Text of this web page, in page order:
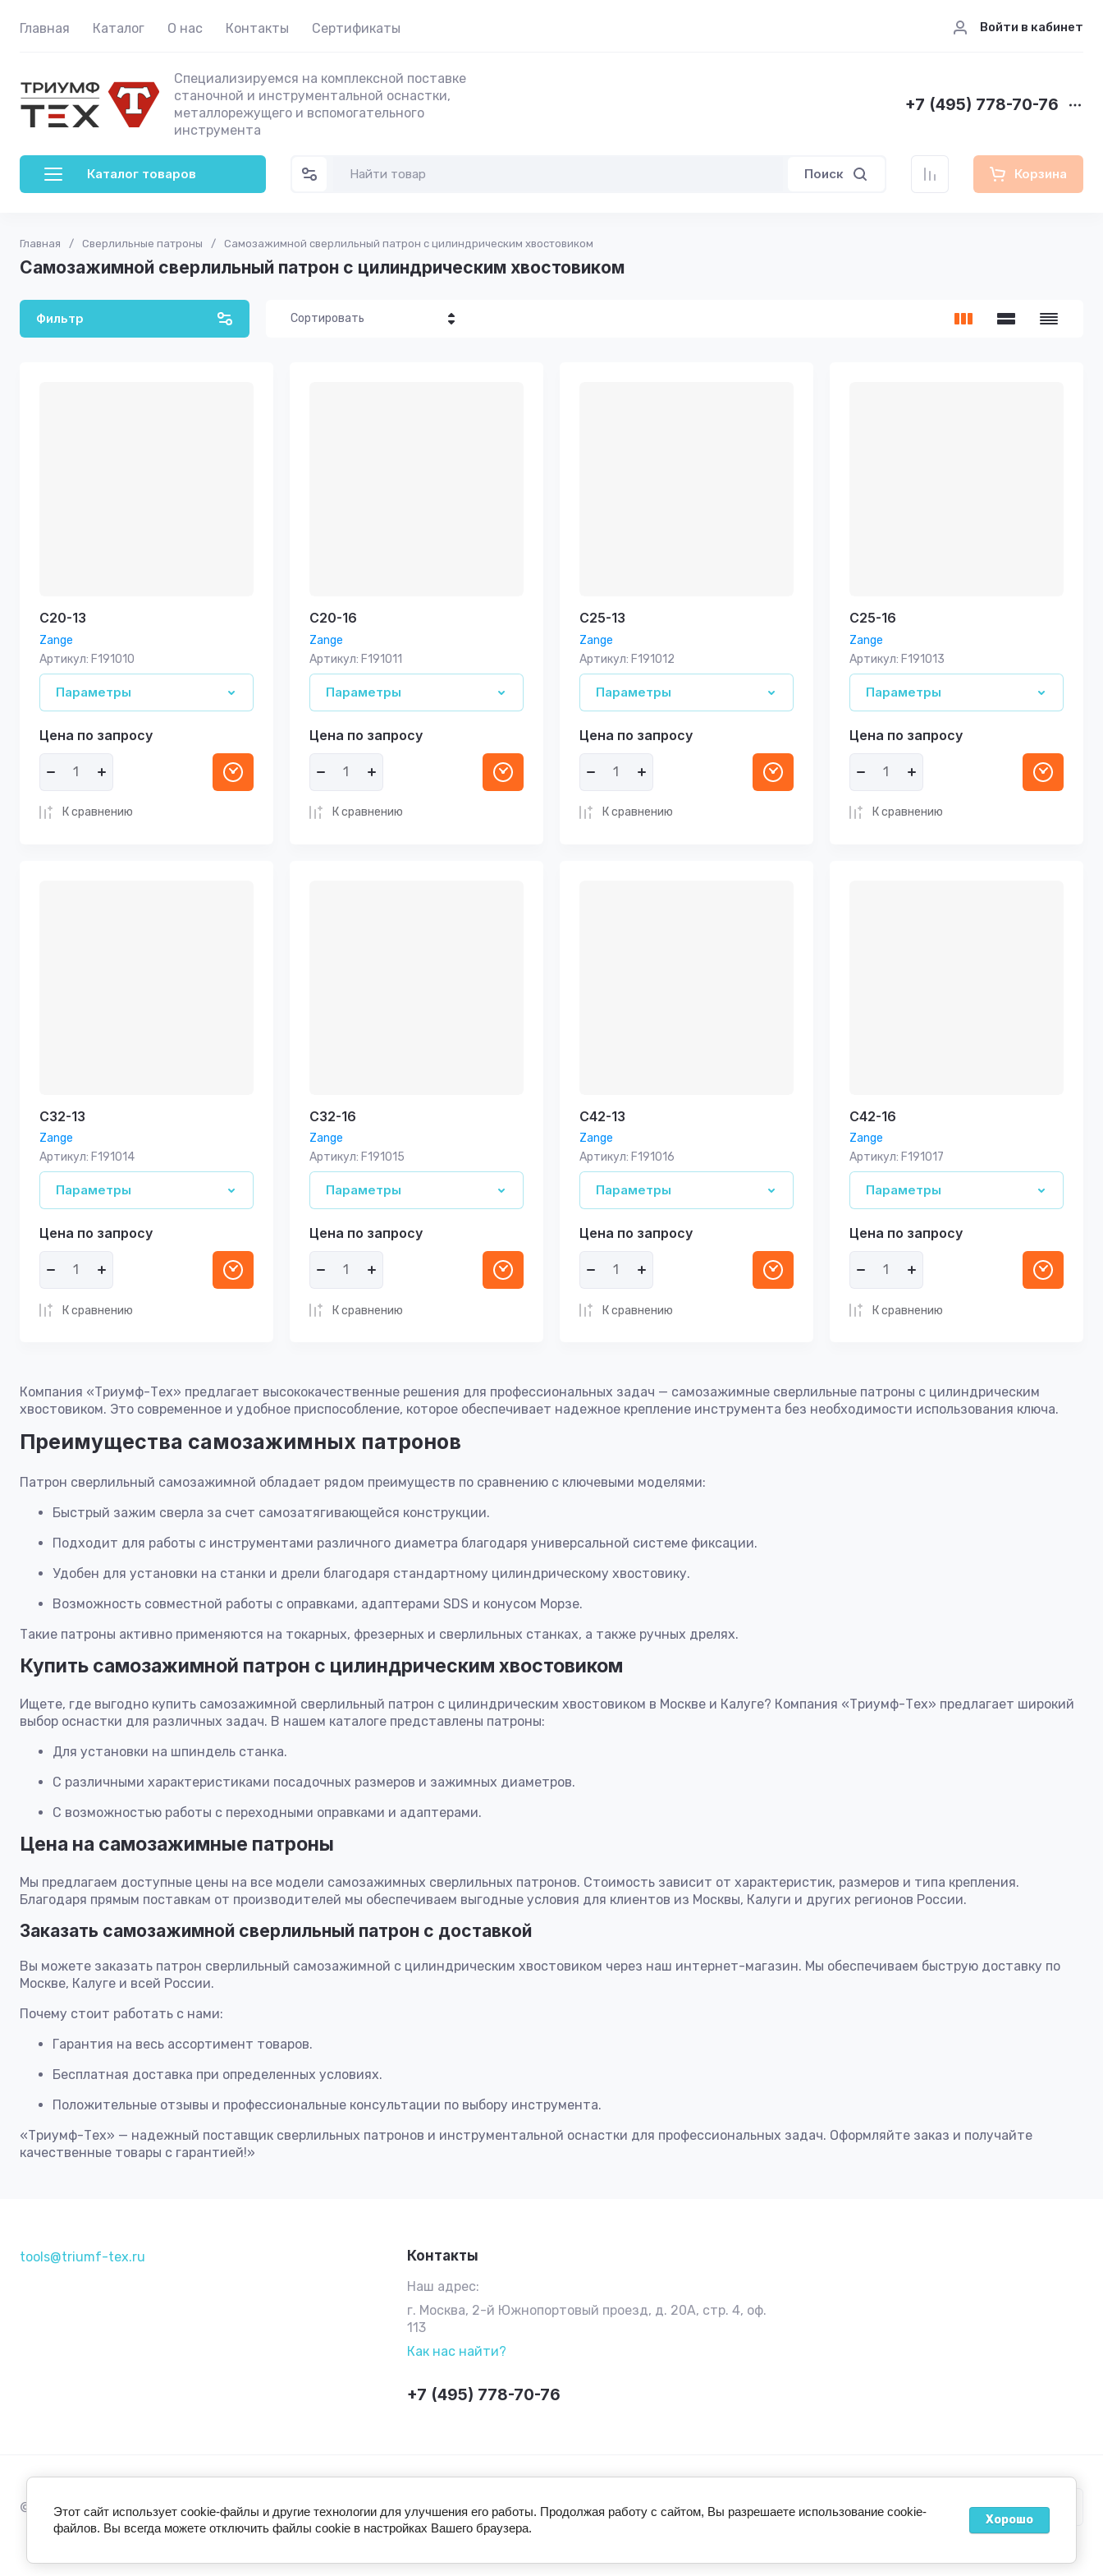
Главная Каталог О нас Контакты Сертификаты Войти в кабинет
Специализируемся на комплексной поставке
станочной и инструментальной оснастки,
металлорежущего и вспомогательного
инструмента
+7 (495) 778-70-76
Каталог товаров Поиск Корзина
Главная / Сверлильные патроны / Самозажимной сверлильный патрон с цилиндрическим хвостовиком
Самозажимной сверлильный патрон с цилиндрическим хвостовиком
Фильтр Сортировать
C20-13
Zange
Артикул: F191010
Параметры
Цена по запросу
К сравнению
C20-16
Zange
Артикул: F191011
Параметры
Цена по запросу
К сравнению
C25-13
Zange
Артикул: F191012
Параметры
Цена по запросу
К сравнению
C25-16
Zange
Артикул: F191013
Параметры
Цена по запросу
К сравнению
C32-13
Zange
Артикул: F191014
Параметры
Цена по запросу
К сравнению
C32-16
Zange
Артикул: F191015
Параметры
Цена по запросу
К сравнению
C42-13
Zange
Артикул: F191016
Параметры
Цена по запросу
К сравнению
C42-16
Zange
Артикул: F191017
Параметры
Цена по запросу
К сравнению
Компания «Триумф-Тех» предлагает высококачественные решения для профессиональных задач — самозажимные сверлильные патроны с цилиндрическим
хвостовиком. Это современное и удобное приспособление, которое обеспечивает надежное крепление инструмента без необходимости использования ключа.
Преимущества самозажимных патронов
Патрон сверлильный самозажимной обладает рядом преимуществ по сравнению с ключевыми моделями:
Быстрый зажим сверла за счет самозатягивающейся конструкции.
Подходит для работы с инструментами различного диаметра благодаря универсальной системе фиксации.
Удобен для установки на станки и дрели благодаря стандартному цилиндрическому хвостовику.
Возможность совместной работы с оправками, адаптерами SDS и конусом Морзе.
Такие патроны активно применяются на токарных, фрезерных и сверлильных станках, а также ручных дрелях.
Купить самозажимной патрон с цилиндрическим хвостовиком
Ищете, где выгодно купить самозажимной сверлильный патрон с цилиндрическим хвостовиком в Москве и Калуге? Компания «Триумф-Тех» предлагает широкий
выбор оснастки для различных задач. В нашем каталоге представлены патроны:
Для установки на шпиндель станка.
С различными характеристиками посадочных размеров и зажимных диаметров.
С возможностью работы с переходными оправками и адаптерами.
Цена на самозажимные патроны
Мы предлагаем доступные цены на все модели самозажимных сверлильных патронов. Стоимость зависит от характеристик, размеров и типа крепления.
Благодаря прямым поставкам от производителей мы обеспечиваем выгодные условия для клиентов из Москвы, Калуги и других регионов России.
Заказать самозажимной сверлильный патрон с доставкой
Вы можете заказать патрон сверлильный самозажимной с цилиндрическим хвостовиком через наш интернет-магазин. Мы обеспечиваем быструю доставку по
Москве, Калуге и всей России.
Почему стоит работать с нами:
Гарантия на весь ассортимент товаров.
Бесплатная доставка при определенных условиях.
Положительные отзывы и профессиональные консультации по выбору инструмента.
«Триумф-Тех» — надежный поставщик сверлильных патронов и инструментальной оснастки для профессиональных задач. Оформляйте заказ и получайте
качественные товары с гарантией!»
tools@triumf-tex.ru Контакты
Наш адрес:
г. Москва, 2-й Южнопортовый проезд, д. 20А, стр. 4, оф.
113
Как нас найти?
+7 (495) 778-70-76
© 2024 - 2026 ООО «ТРИУМФ-ТЕХ»
Этот сайт использует cookie-файлы и другие технологии для улучшения его работы. Продолжая работу с сайтом, Вы разрешаете использование cookie-
файлов. Вы всегда можете отключить файлы cookie в настройках Вашего браузера.
Хорошо